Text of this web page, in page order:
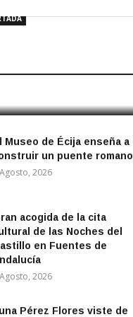
personas por
de La Luisiana
Museo de Écija enseña a
un puente romano
2026
acogida de la cita
de las Noches del
en Fuentes de
2026
Pérez Flores viste de